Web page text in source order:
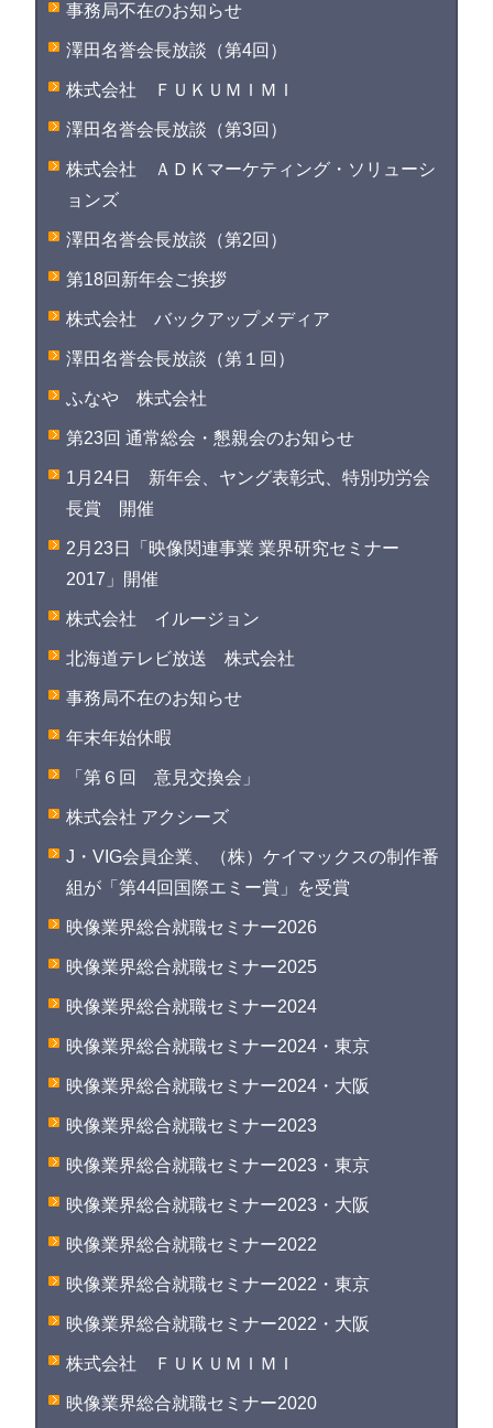
事務局不在のお知らせ
澤田名誉会長放談（第4回）
株式会社 ＦＵＫＵＭＩＭＩ
澤田名誉会長放談（第3回）
株式会社 ＡＤＫマーケティング・ソリューシ
ョンズ
澤田名誉会長放談（第2回）
第18回新年会ご挨拶
株式会社 バックアップメディア
澤田名誉会長放談（第１回）
ふなや 株式会社
第23回 通常総会・懇親会のお知らせ
1月24日 新年会、ヤング表彰式、特別功労会
長賞 開催
2月23日「映像関連事業 業界研究セミナー
2017」開催
株式会社 イルージョン
北海道テレビ放送 株式会社
事務局不在のお知らせ
年末年始休暇
「第６回 意見交換会」
株式会社 アクシーズ
J・VIG会員企業、（株）ケイマックスの制作番
組が「第44回国際エミー賞」を受賞
映像業界総合就職セミナー2026
映像業界総合就職セミナー2025
映像業界総合就職セミナー2024
映像業界総合就職セミナー2024・東京
映像業界総合就職セミナー2024・大阪
映像業界総合就職セミナー2023
映像業界総合就職セミナー2023・東京
映像業界総合就職セミナー2023・大阪
映像業界総合就職セミナー2022
映像業界総合就職セミナー2022・東京
映像業界総合就職セミナー2022・大阪
株式会社 ＦＵＫＵＭＩＭＩ
映像業界総合就職セミナー2020